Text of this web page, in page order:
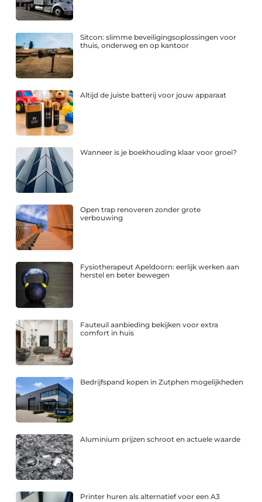
Sitcon: slimme beveiligingsoplossingen voor
thuis, onderweg en op kantoor
Altijd de juiste batterij voor jouw apparaat
Wanneer is je boekhouding klaar voor groei?
Open trap renoveren zonder grote
verbouwing
Fysiotherapeut Apeldoorn: eerlijk werken aan
herstel en beter bewegen
Fauteuil aanbieding bekijken voor extra
comfort in huis
Bedrijfspand kopen in Zutphen mogelijkheden
Aluminium prijzen schroot en actuele waarde
Printer huren als alternatief voor een A3